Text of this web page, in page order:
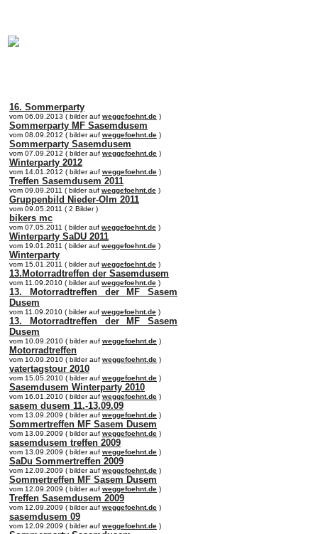
16. Sommerparty
vom 06.09.2013 ( bilder auf weggefoehnt.de )
Sommerparty MF Sasemdusem
vom 08.09.2012 ( bilder auf weggefoehnt.de )
Sommerparty Sasemdusem
vom 07.09.2012 ( bilder auf weggefoehnt.de )
Winterparty 2012
vom 14.01.2012 ( bilder auf weggefoehnt.de )
Treffen Sasemdusem 2011
vom 09.09.2011 ( bilder auf weggefoehnt.de )
Gruppenbild Nieder-Olm 2011
vom 09.05.2011 ( 2 Bilder )
bikers mc
vom 07.05.2011 ( bilder auf weggefoehnt.de )
Winterparty SaDU 2011
vom 19.01.2011 ( bilder auf weggefoehnt.de )
Winterparty
vom 15.01.2011 ( bilder auf weggefoehnt.de )
13.Motorradtreffen der Sasemdusem
vom 11.09.2010 ( bilder auf weggefoehnt.de )
13. Motorradtreffen der MF Sasem
Dusem
vom 11.09.2010 ( bilder auf weggefoehnt.de )
13. Motorradtreffen der MF Sasem
Dusem
vom 10.09.2010 ( bilder auf weggefoehnt.de )
Motorradtreffen
vom 10.09.2010 ( bilder auf weggefoehnt.de )
vatertagstour 2010
vom 15.05.2010 ( bilder auf weggefoehnt.de )
Sasemdusem Winterparty 2010
vom 16.01.2010 ( bilder auf weggefoehnt.de )
sasem dusem 11.-13.09.09
vom 13.09.2009 ( bilder auf weggefoehnt.de )
Sommertreffen MF Sasem Dusem
vom 13.09.2009 ( bilder auf weggefoehnt.de )
sasemdusem treffen 2009
vom 13.09.2009 ( bilder auf weggefoehnt.de )
SaDu Sommertreffen 2009
vom 12.09.2009 ( bilder auf weggefoehnt.de )
Sommertreffen MF Sasem Dusem
vom 12.09.2009 ( bilder auf weggefoehnt.de )
Treffen Sasemdusem 2009
vom 12.09.2009 ( bilder auf weggefoehnt.de )
sasemdusem 09
vom 12.09.2009 ( bilder auf weggefoehnt.de )